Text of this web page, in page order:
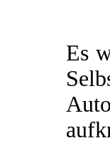
Es